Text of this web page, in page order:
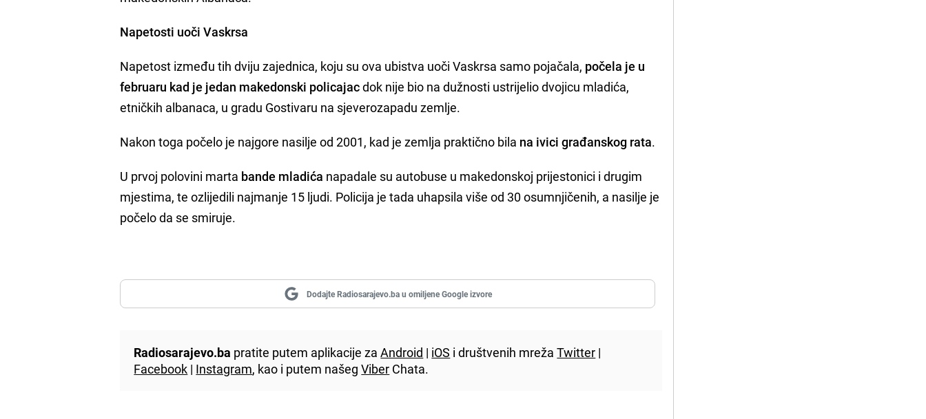
Napetosti uoči Vaskrsa
Napetost između tih dviju zajednica, koju su ova ubistva uoči Vaskrsa samo pojačala, počela je u
februaru kad je jedan makedonski policajacdok nije bio na dužnosti ustrijelio dvojicu mladića,
etničkih albanaca, u gradu Gostivaru na sjeverozapadu zemlje.
Nakon toga počelo je najgore nasilje od 2001, kad je zemlja praktično bila na ivici građanskog rata.
U prvoj polovini marta bande mladića napadale su autobuse u makedonskoj prijestonici i drugim
mjestima, te ozlijedili najmanje 15 ljudi. Policija je tada uhapsila više od 30 osumnjičenih, a nasilje je
počelo da se smiruje.
Dodajte Radiosarajevo.ba u omiljene Google izvore
Radiosarajevo.ba pratite putem aplikacije zaAndroid | iOS i društvenih mrežaTwitter |
Facebook | Instagram, kao i putem našegViber Chata.